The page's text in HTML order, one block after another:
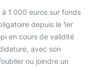
1 000 euros sur fonds
depuis le 1er
en cours de validité
avec son
ou joindre un